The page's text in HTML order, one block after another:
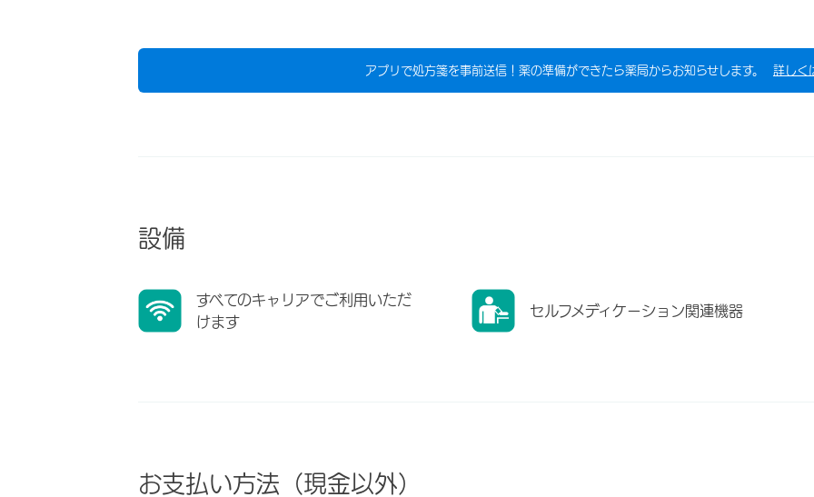
アプリで処方箋を事前送信！薬の準備ができたら薬局からお知らせします。 詳しく
設備
すべてのキャリアでご利用いただ
けます
セルフメディケーション関連機器
お支払い方法（現金以外）